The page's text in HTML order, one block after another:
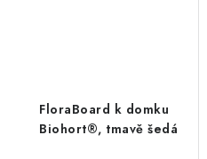
FloraBoard k domku
Biohort®, tmavě šedá